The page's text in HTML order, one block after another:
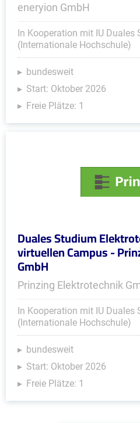
eneryion GmbH
In Kooperation mit IU Duales
(Internationale Hochschule)
bundesweit
Start: Oktober 2026
Freie Plätze: 1
Duales Studium
virtuellen Campus -
GmbH
Prinzing Elektrotechnik
In Kooperation mit IU Duales
(Internationale Hochschule)
bundesweit
Start: Oktober 2026
Freie Plätze: 1